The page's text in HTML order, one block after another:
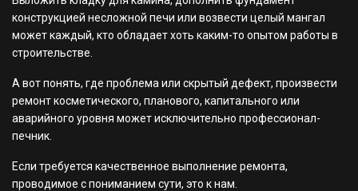
конструкцией несложной печи или возвести целый мангал
может каждый, кто обладает хоть каким-то опытом работы в
строительстве.
А вот понять, где проблема или скрытый дефект, произвести
ремонт косметического, планового, капитального или
аварийного уровня может исключительно профессионал-
печник.
Если требуется качественное выполнение ремонта,
проводимое с пониманием сути, это к нам.